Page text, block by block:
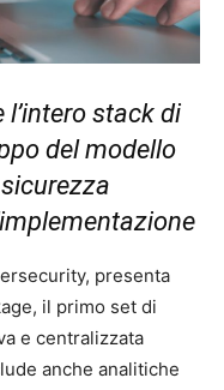
stack di
del modello
presenta
il primo set di
e centralizzata
anche analitiche